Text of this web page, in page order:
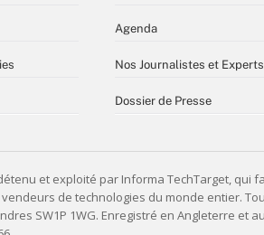
Agenda
Nos Journalistes et Experts
Dossier de Presse